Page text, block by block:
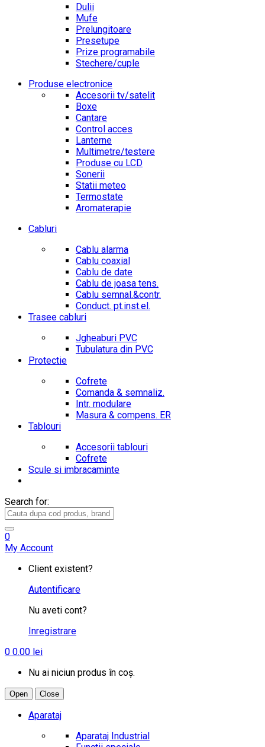
Dulii
Mufe
Prelungitoare
Presetupe
Prize programabile
Stechere/cuple
Produse electronice
Accesorii tv/satelit
Boxe
Cantare
Control acces
Lanterne
Multimetre/testere
Produse cu LCD
Sonerii
Statii meteo
Termostate
Aromaterapie
Cabluri
Cablu alarma
Cablu coaxial
Cablu de date
Cablu de joasa tens.
Cablu semnal.&contr.
Conduct. pt.inst.el.
Trasee cabluri
Jgheaburi PVC
Tubulatura din PVC
Protectie
Cofrete
Comanda & semnaliz.
Intr. modulare
Masura & compens. ER
Tablouri
Accesorii tablouri
Cofrete
Scule si imbracaminte
Search for:
0
My Account
Client existent?
Autentificare
Nu aveti cont?
Inregistrare
0 0.00 lei
Nu ai niciun produs în coș.
Open Close
Aparataj
Aparataj Industrial